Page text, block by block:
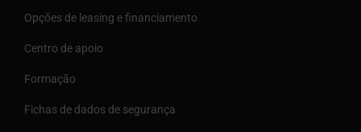
Opções de leasing e financiamento
Centro de apoio
Formação
Fichas de dados de segurança